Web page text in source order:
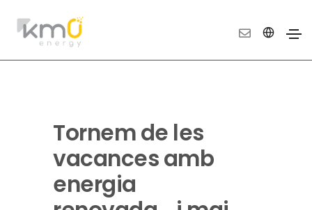
Tornem de les
vacances amb
energia